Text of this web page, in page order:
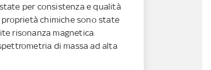
per consistenza e qualità
proprietà chimiche sono state
risonanza magnetica
di massa ad alta